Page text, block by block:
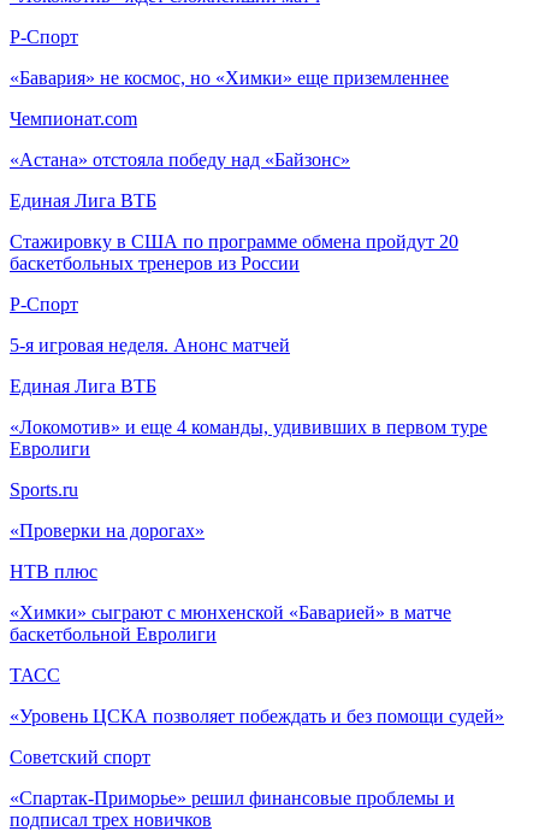
Р-Спорт
«Бавария» не космос, но «Химки» еще приземленнее
Чемпионат.com
«Астана» отстояла победу над «Байзонс»
Единая Лига ВТБ
Стажировку в США по программе обмена пройдут 20
баскетбольных тренеров из России
Р-Спорт
5-я игровая неделя. Анонс матчей
Единая Лига ВТБ
«Локомотив» и еще 4 команды, удививших в первом туре
Евролиги
Sports.ru
«Проверки на дорогах»
НТВ плюс
«Химки» сыграют с мюнхенской «Баварией» в матче
баскетбольной Евролиги
ТАСС
«Уровень ЦСКА позволяет побеждать и без помощи судей»
Советский спорт
«Спартак-Приморье» решил финансовые проблемы и
подписал трех новичков